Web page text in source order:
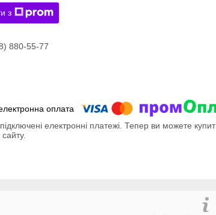
з
880-55-77
електронні платежі. Тепер ви можете